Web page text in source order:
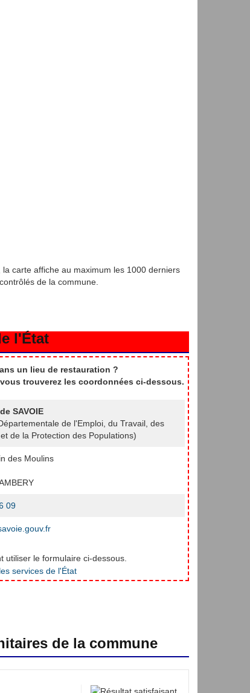
carte affiche au maximum les 1000 derniers
de la commune.
l'État
un lieu de restauration ?
trouverez les coordonnées ci-dessous.
SAVOIE
de l'Emploi, du Travail, des
de la Protection des Populations)
des Moulins
09
utiliser le formulaire ci-dessous.
de la commune